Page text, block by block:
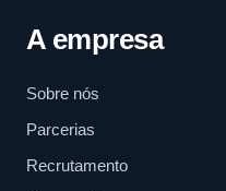
A empresa
Sobre nós
Parcerias
Recrutamento